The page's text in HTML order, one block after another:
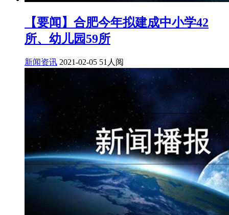
【要闻】合肥今年拟建成中小学42
所、幼儿园59所
新闻资讯 2021-02-05 51人阅